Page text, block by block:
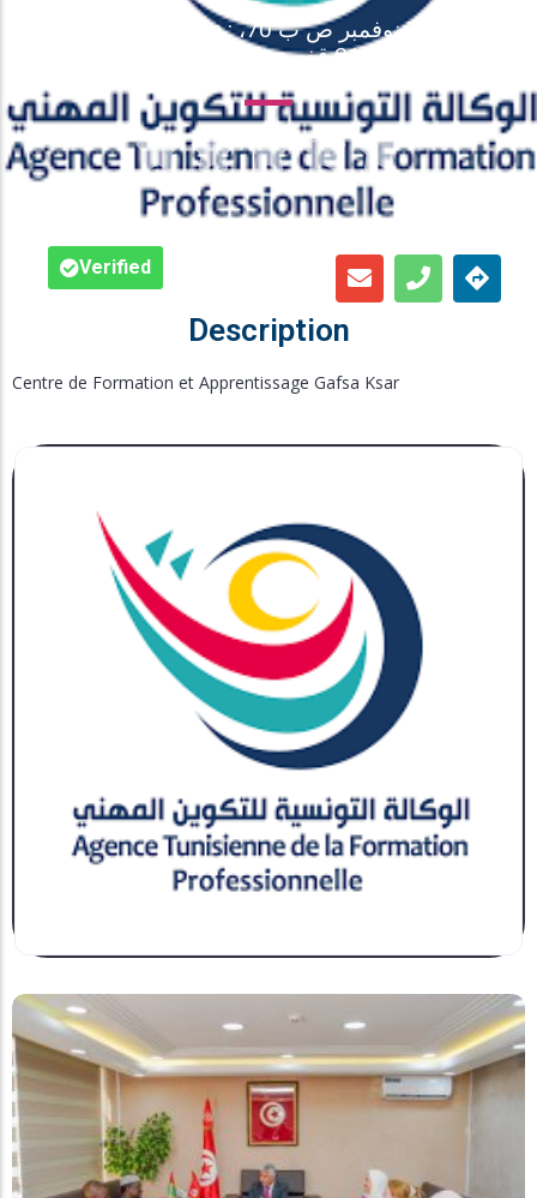
Inscription en Ligne
Foire aux Questions
Adresse : شارع 7 نوفمبر ص ب 70،
2111 قفصة قصر

Verified
Description
Centre de Formation et Apprentissage Gafsa Ksar